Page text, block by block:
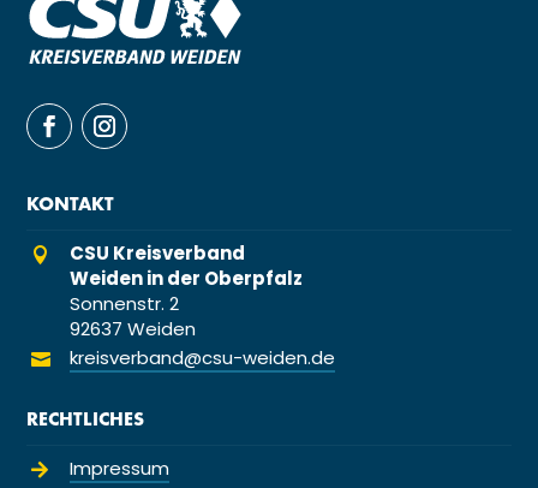
KONTAKT

CSU Kreisverband
Weiden in der Oberpfalz
Sonnenstr. 2
92637 Weiden
 kreisverband@csu-weiden.de
RECHTLICHES

Impressum